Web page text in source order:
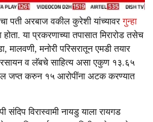
पती अरबाज वकील कुरेशी यांच्यावरगुन्हा
या प्रकरणाच्या तपासात मिरारोड तसेच
मालवणी, मनोरी परिसरातून एमडी तयार
रसायन व लॅबचे साहित्य असा एकुण १३.६५
जप्त करुन १५ आरोपींना अटक करण्यात
संदिप विरास्वामी नायडु याला रायगड